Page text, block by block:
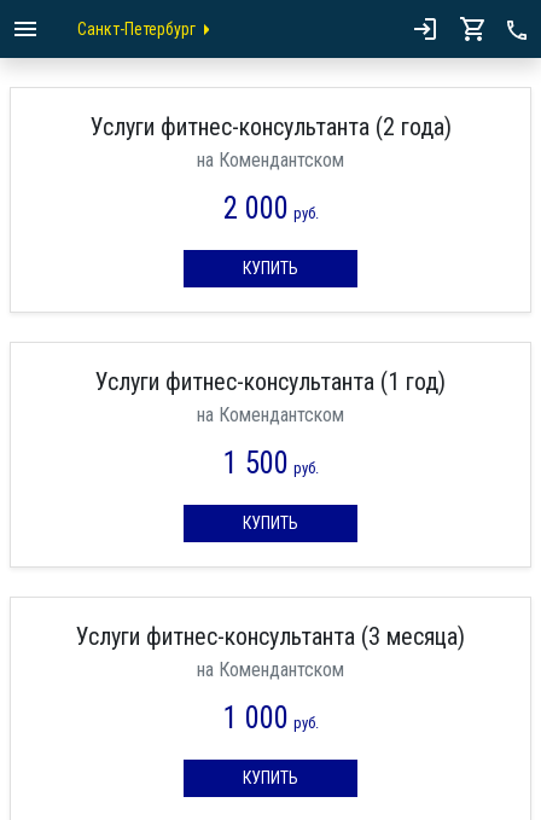
Санкт-Петербург
Услуги фитнес-консультанта (2 года)
на Комендантском
2 000 руб.
КУПИТЬ
Услуги фитнес-консультанта (1 год)
на Комендантском
1 500 руб.
КУПИТЬ
Услуги фитнес-консультанта (3 месяца)
на Комендантском
1 000 руб.
КУПИТЬ